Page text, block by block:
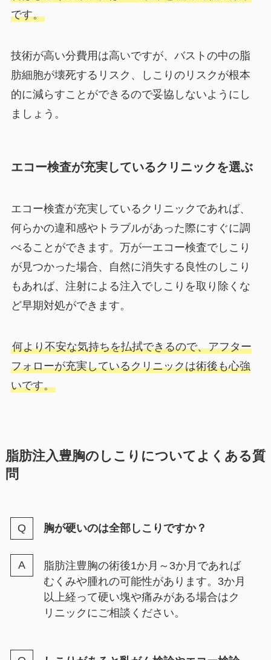
です。
技術が高い分費用は高いですが、バストの中の脂
肪細胞が壊死するリスク、しこりのリスクが根本
的に減らすことができるので妥協しないようにし
ましょう。
エコー検査が充実しているクリニックを選ぶ
エコー検査が充実しているクリニックであれば、
何らかの違和感やトラブルがあった際にすぐに調
べることができます。万が一エコー検査でしこり
が見つかった場合、自然に消失する良性のしこり
もあれば、注射による注入でしこりを取り除くな
ど早期対処ができます。
何より不安な気持ちを払拭できるので、アフター
フォローが充実しているクリニックは術後も心強
いです。
脂肪注入豊胸のしこりについてよくある質
問
胸が硬いのは全部しこりですか？
脂肪注豊胸の術後1か月～3か月であれば
むくみや腫れの可能性があります。3か月
以上経って硬い塊や痛みがある場合はク
リニックにご相談ください。